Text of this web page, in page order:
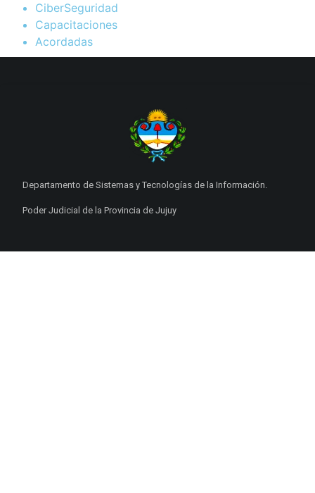
CiberSeguridad
Capacitaciones
Acordadas
Departamento de Sistemas y Tecnologías de la Información.
Poder Judicial de la Provincia de Jujuy